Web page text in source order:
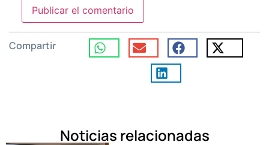
Compartir
Noticias relacionadas